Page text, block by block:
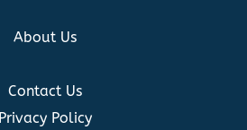
About Us
Contact Us
Privacy Policy